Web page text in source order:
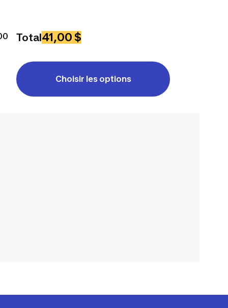
Total41,00 $
Choisir les options